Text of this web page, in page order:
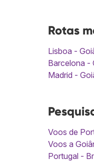
Rotas
Lisboa -
Barcelona -
Madrid -
Voos de
Voos a
Portugal -